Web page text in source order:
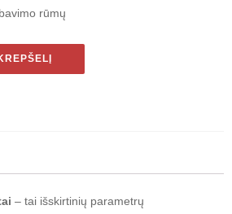
rūmų
– tai išskirtinių parametrų